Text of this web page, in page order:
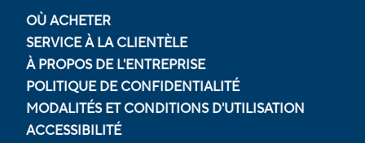
OÙ ACHETER
SERVICE À LA CLIENTÈLE
À PROPOS DE L'ENTREPRISE
POLITIQUE DE CONFIDENTIALITÉ
MODALITÉS ET CONDITIONS D'UTILISATION
ACCESSIBILITÉ